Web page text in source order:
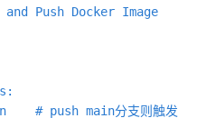
Push Docker Image
# push main分支则触发